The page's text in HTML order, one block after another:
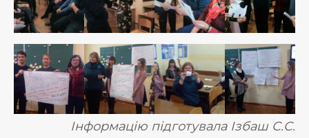
Інформацію підготувала Ізбаш С.С.